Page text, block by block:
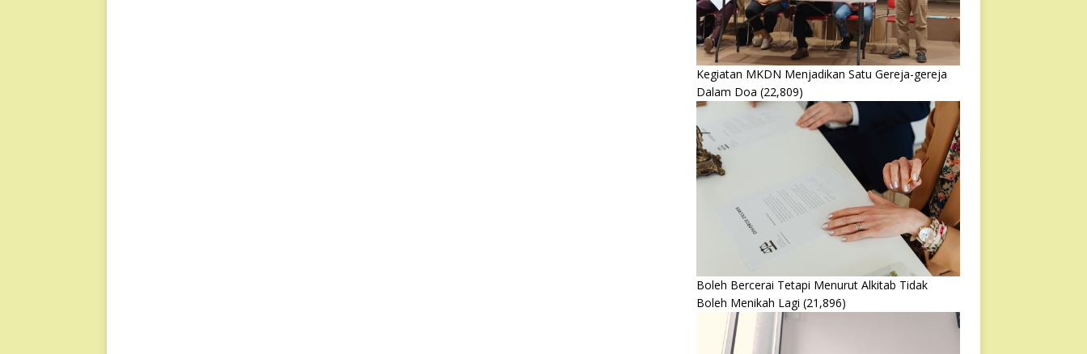
Kegiatan MKDN Menjadikan Satu Gereja-gereja
Dalam Doa (22,809)
Boleh Bercerai Tetapi Menurut Alkitab Tidak
Boleh Menikah Lagi (21,896)